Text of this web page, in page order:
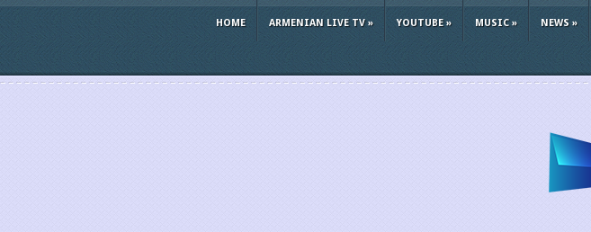
HOME ARMENIAN LIVE TV» YOUTUBE» MUSIC» NEWS »